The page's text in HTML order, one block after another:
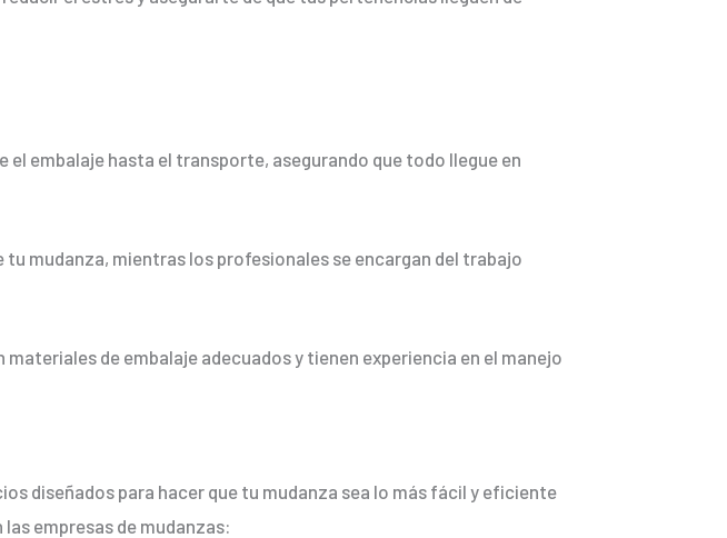
el embalaje hasta el transporte, asegurando que todo llegue en
mudanza, mientras los profesionales se encargan del trabajo
de embalaje adecuados y tienen experiencia en el manejo
diseñados para hacer que tu mudanza sea lo más fácil y eficiente
empresas de mudanzas: